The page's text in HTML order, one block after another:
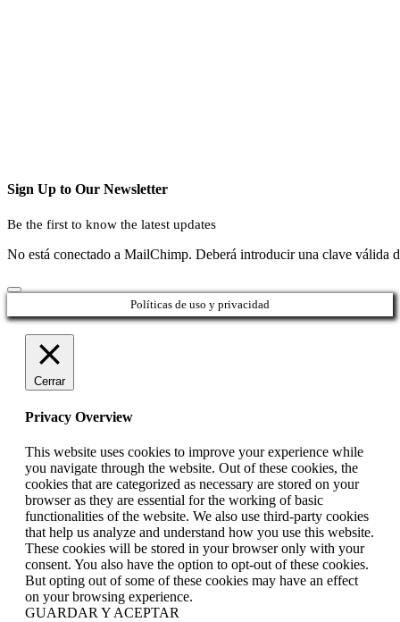
Sign Up to Our Newsletter
Be the first to know the latest updates
No está conectado a MailChimp. Deberá introducir una clave válida
Políticas de uso y privacidad
Cerrar
Privacy Overview
This website uses cookies to improve your experience while
you navigate through the website. Out of these cookies, the
cookies that are categorized as necessary are stored on your
browser as they are essential for the working of basic
functionalities of the website. We also use third-party cookies
that help us analyze and understand how you use this website.
These cookies will be stored in your browser only with your
consent. You also have the option to opt-out of these cookies.
But opting out of some of these cookies may have an effect
on your browsing experience.
GUARDAR Y ACEPTAR